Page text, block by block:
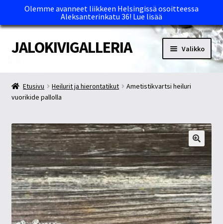
Olemme avanneet liikkeen Helsingissä osoitteessa
Aleksanterinkatu 36! Lue lisää
Siirry
navigointiin
Siirry
sisältöön
JALOKIVIGALLERIA Valikko
Kassa
Maksutavat ja Tärkeää tietää
Myymälät
Oma tili
Ostoskori
Etusivu Heilurit ja hierontatikut
Ametistikvartsi heiluri
vuorikide pallolla